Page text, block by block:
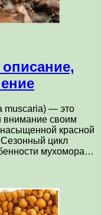
muscaria) — это
внимание своим
красной
цикл
мухомора…